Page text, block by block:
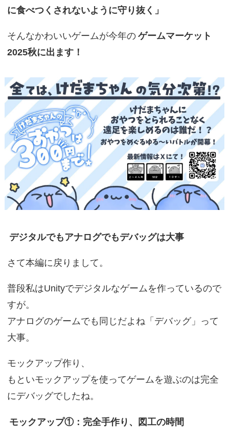
に食べつくされないように守り抜く」
そんなかわいいゲームが今年の ゲームマーケット
2025秋に出ます！
デジタルでもアナログでもデバッグは大事
さて本編に戻りまして。
普段私はUnityでデジタルなゲームを作っているので
すが。
アナログのゲームでも同じだよね「デバッグ」って
大事。
モックアップ作り、
もといモックアップを使ってゲームを遊ぶのは完全
にデバッグでしたね。
モックアップ①：完全手作り、図工の時間